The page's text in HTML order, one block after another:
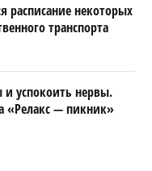
расписание некоторых
транспорта
и успокоить нервы.
«Релакс — пикник»